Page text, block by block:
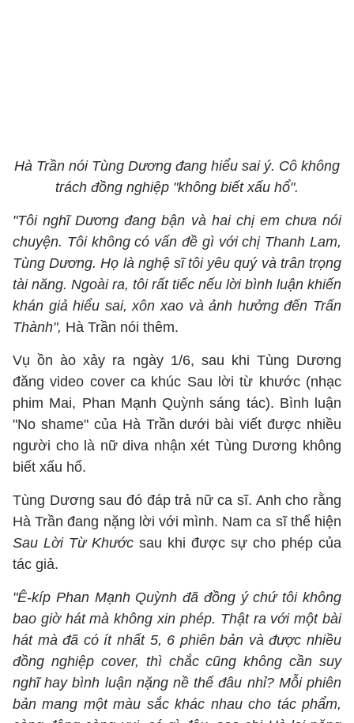
Hà Trần nói Tùng Dương đang hiểu sai ý. Cô không
trách đồng nghiệp "không biết xấu hổ".
"Tôi nghĩ Dương đang bận và hai chị em chưa nói
chuyện. Tôi không có vấn đề gì với chị Thanh Lam,
Tùng Dương. Họ là nghệ sĩ tôi yêu quý và trân trọng
tài năng. Ngoài ra, tôi rất tiếc nếu lời bình luận khiến
khán giả hiểu sai, xôn xao và ảnh hưởng đến Trấn
Thành", Hà Trần nói thêm.
Vụ ồn ào xảy ra ngày 1/6, sau khi Tùng Dương
đăng video cover ca khúc Sau lời từ khước (nhạc
phim Mai, Phan Mạnh Quỳnh sáng tác). Bình luận
"No shame" của Hà Trần dưới bài viết được nhiều
người cho là nữ diva nhận xét Tùng Dương không
biết xấu hổ.
Tùng Dương sau đó đáp trả nữ ca sĩ. Anh cho rằng
Hà Trần đang nặng lời với mình. Nam ca sĩ thể hiện
Sau Lời Từ Khước sau khi được sự cho phép của
tác giả.
"Ê-kíp Phan Mạnh Quỳnh đã đồng ý chứ tôi không
bao giờ hát mà không xin phép. Thật ra với một bài
hát mà đã có ít nhất 5, 6 phiên bản và được nhiều
đồng nghiệp cover, thì chắc cũng không cần suy
nghĩ hay bình luận nặng nề thế đâu nhỉ? Mỗi phiên
bản mang một màu sắc khác nhau cho tác phẩm,